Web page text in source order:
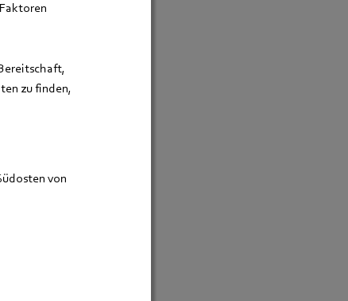
zu finden,
von